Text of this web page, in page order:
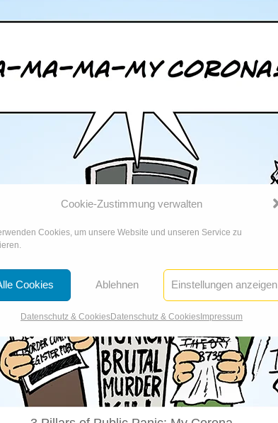
Cookie-Zustimmung verwalten
Cookies, um unsere Website und unseren Service zu
Cookies Ablehnen Einstellungen anzeigen
Datenschutz & CookiesDatenschutz & CookiesImpressum